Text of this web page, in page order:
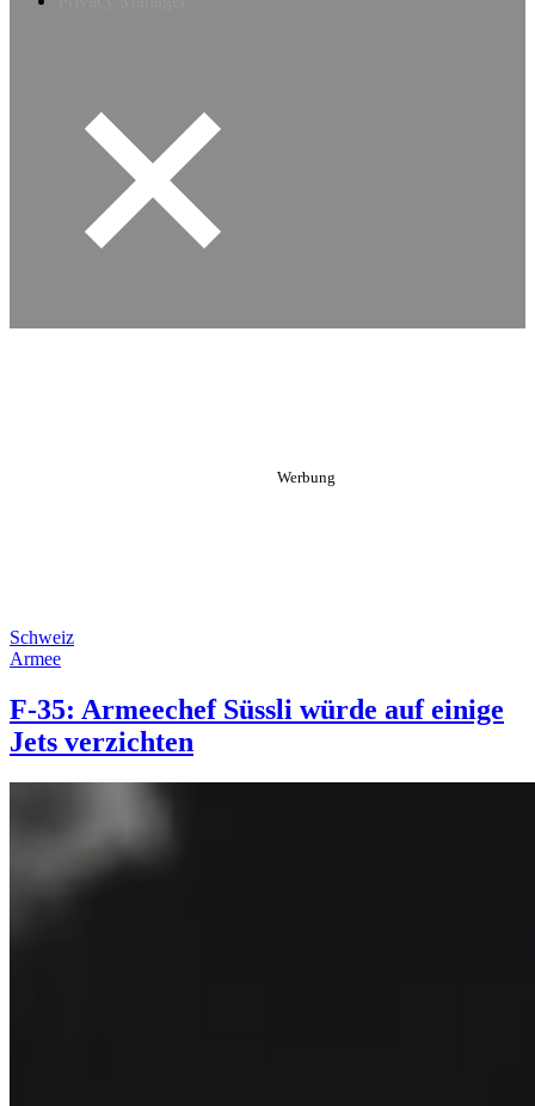
Schweiz
Armee
F-35: Armeechef Süssli würde auf einige
Jets verzichten